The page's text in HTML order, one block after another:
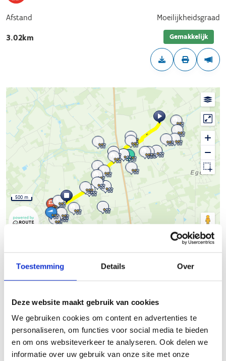
Toestemming Details Over
Deze website maakt gebruik van cookies
We gebruiken cookies om content en advertenties te
personaliseren, om functies voor social media te bieden
en om ons websiteverkeer te analyseren. Ook delen we
informatie over uw gebruik van onze site met onze
Afstand
3.02km
Moeilijkheidsgraad
Gemakkelijk
© OpenStreetMap contributors
500 m
Beschrijving van de route
Ardooie, Hooglede, Ingelmunster, Izegem, Ledegem,
Lichtervelde, Meulebeke, Moorslede, Oostrozebeke, Pittem,
Roeselare, Ruiselede, Staden, Tielt, Wielsbeke en Wingene met
een totale afstand van circa 450km.